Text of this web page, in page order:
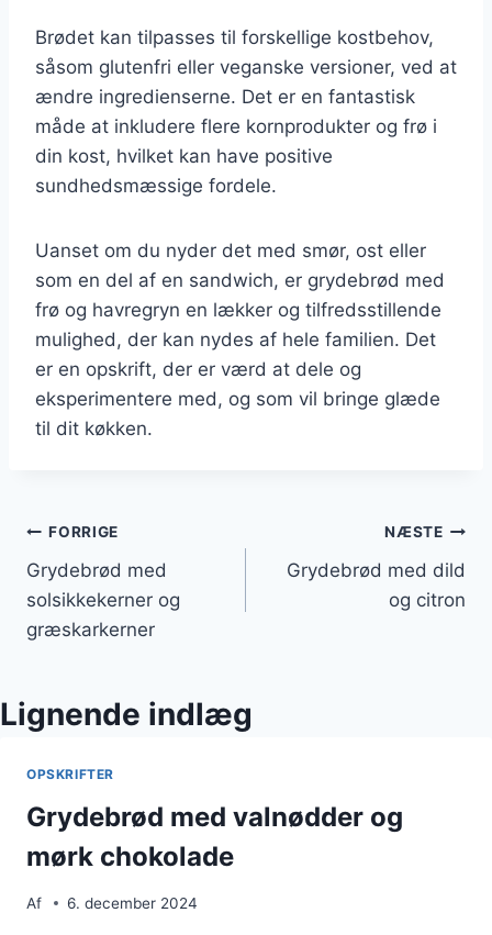
Brødet kan tilpasses til forskellige kostbehov,
såsom glutenfri eller veganske versioner, ved at
ændre ingredienserne. Det er en fantastisk
måde at inkludere flere kornprodukter og frø i
din kost, hvilket kan have positive
sundhedsmæssige fordele.
Uanset om du nyder det med smør, ost eller
som en del af en sandwich, er grydebrød med
frø og havregryn en lækker og tilfredsstillende
mulighed, der kan nydes af hele familien. Det
er en opskrift, der er værd at dele og
eksperimentere med, og som vil bringe glæde
til dit køkken.
Indlægsnavigation
FORRIGE
Grydebrød med
solsikkekerner og
græskarkerner
NÆSTE
Grydebrød med dild
og citron
Lignende indlæg
OPSKRIFTER
Grydebrød med valnødder og
mørk chokolade
Af 6. december 2024